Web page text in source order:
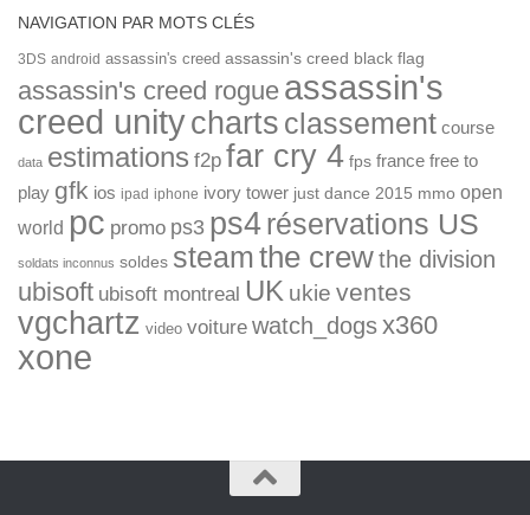
NAVIGATION PAR MOTS CLÉS
3DS android assassin's creed assassin's creed black flag
assassin's creed rogue assassin's
creed unitycharts classement course
data estimations f2p far cry 4 fps france free to
play gfk ios ipad iphone ivory tower just dance 2015 mmo open
world pc promo ps3 ps4réservations US
soldats inconnus soldes steamthe crewthe division
ubisoft ubisoft montreal UK ukie ventes
vgchartz video voiture watch_dogsx360
xone